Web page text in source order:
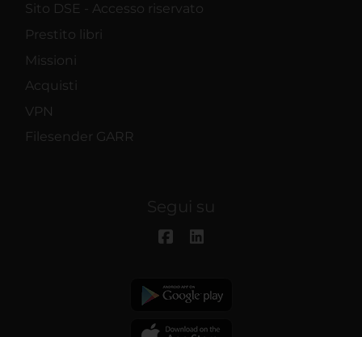
Sito DSE - Accesso riservato
Prestito libri
Missioni
Acquisti
VPN
Filesender GARR
Segui su